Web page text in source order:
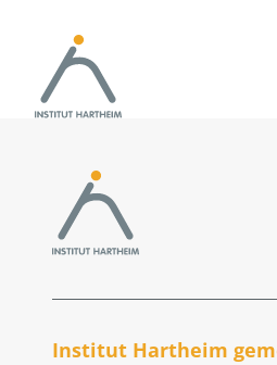
Institut Hartheim